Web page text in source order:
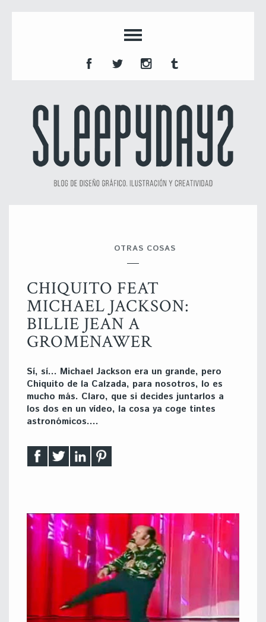
OTRAS COSAS
CHIQUITO FEAT
MICHAEL JACKSON:
BILLIE JEAN A
GROMENAWER
Sí, sí… Michael Jackson era un grande, pero
Chiquito de la Calzada, para nosotros, lo es
mucho más. Claro, que si decides juntarlos a
los dos en un vídeo, la cosa ya coge tintes
astronómicos….